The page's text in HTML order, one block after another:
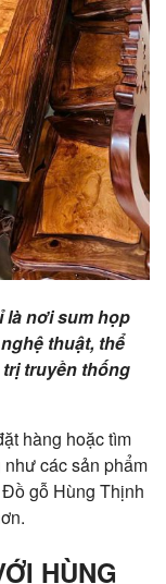
là nơi sum họp
thuật, thể
truyền thống
hàng hoặc tìm
các sản phẩm
gỗ Hùng Thịnh
HÙNG